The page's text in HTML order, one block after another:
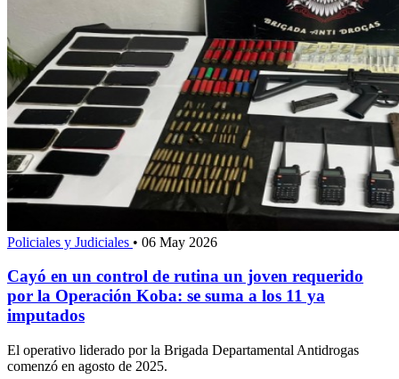
Policiales y Judiciales • 06 May 2026
Cayó en un control de rutina un joven requerido
por la Operación Koba: se suma a los 11 ya
imputados
El operativo liderado por la Brigada Departamental Antidrogas
comenzó en agosto de 2025.